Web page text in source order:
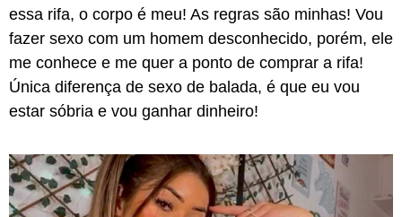
essa rifa, o corpo é meu! As regras são minhas! Vou
fazer sexo com um homem desconhecido, porém, ele
me conhece e me quer a ponto de comprar a rifa!
Única diferença de sexo de balada, é que eu vou
estar sóbria e vou ganhar dinheiro!